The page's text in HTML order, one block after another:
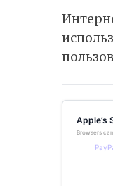
Apple’s
Browsers